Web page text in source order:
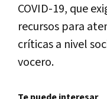
COVID-19, que
recursos para
críticas a nivel
vocero.